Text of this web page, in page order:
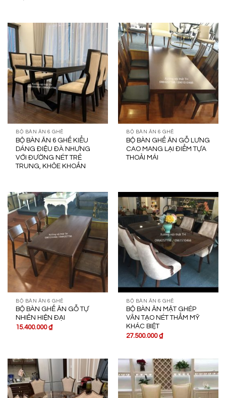
BỘ BÀN ĂN 6 GHẾ
BỘ BÀN ĂN 6 GHẾ KIỂU
DÁNG ĐIỆU ĐÀ NHƯNG
VỚI ĐƯỜNG NÉT TRẺ
TRUNG, KHỎE KHOẮN
BỘ BÀN ĂN 6 GHẾ
BỘ BÀN GHẾ ĂN GỖ LƯNG
CAO MANG LẠI ĐIỂM TỰA
THOẢI MÁI
BỘ BÀN ĂN 6 GHẾ
BỘ BÀN GHẾ ĂN GỖ TỰ
NHIÊN HIỆN ĐẠI
15.400.000₫
BỘ BÀN ĂN 6 GHẾ
BỘ BÀN ĂN MẶT GHÉP
VÂN TẠO NÉT THẨM MỸ
KHÁC BIỆT
27.500.000₫